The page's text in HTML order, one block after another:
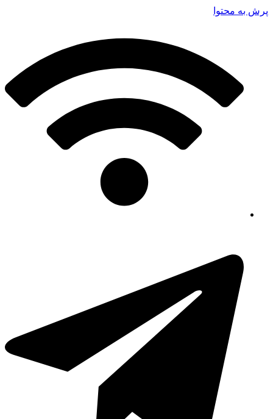
پرش به محتوا